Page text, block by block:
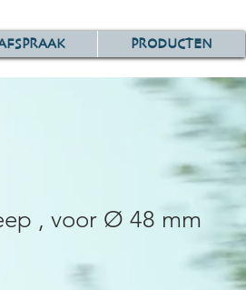
PRODUCTEN
, voor Ø 48 mm